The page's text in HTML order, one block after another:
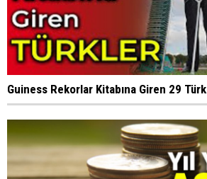
Guiness Rekorlar Kitabına Giren 29 Türk